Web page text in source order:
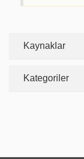
Kaynaklar
Kategoriler